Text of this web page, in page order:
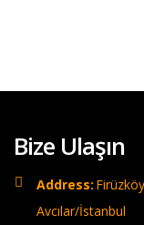
Bize Ulaşın
Address:
Avcılar/İstanbul